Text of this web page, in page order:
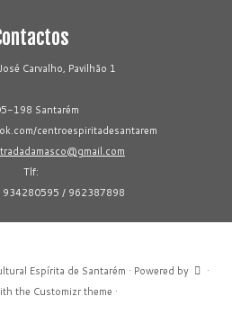
Carvalho, Pavilhão 1
198 Santarém
centroespiritadesantarem
Tlf:
/ 962387898
Espírita de Santarém · Powered by
·
the Customizr theme ·